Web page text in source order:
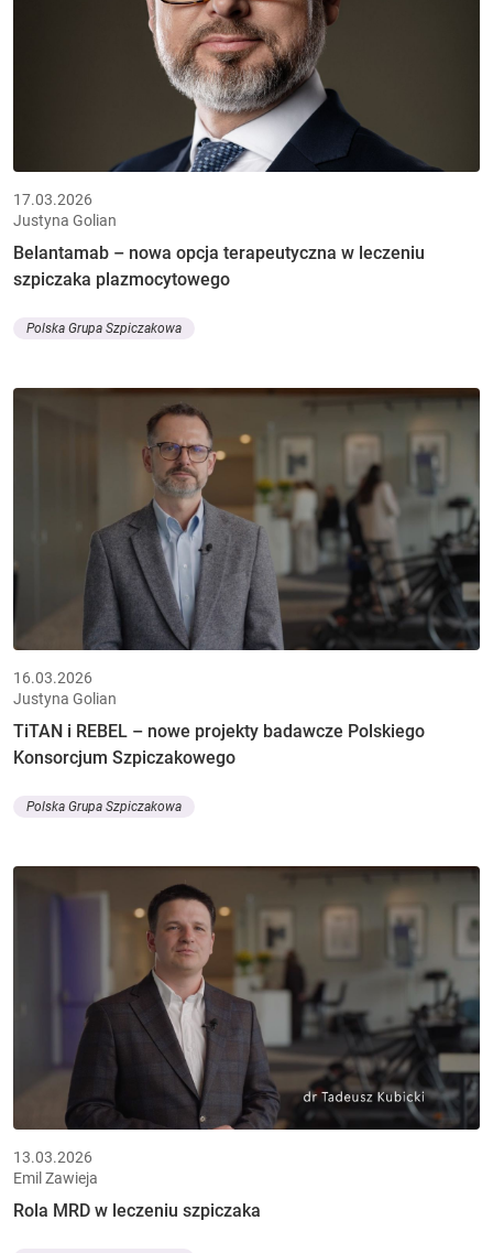
17.03.2026
Justyna Golian
Belantamab – nowa opcja terapeutyczna w leczeniu
szpiczaka plazmocytowego
Polska Grupa Szpiczakowa
16.03.2026
Justyna Golian
TiTAN i REBEL – nowe projekty badawcze Polskiego
Konsorcjum Szpiczakowego
Polska Grupa Szpiczakowa
13.03.2026
Emil Zawieja
Rola MRD w leczeniu szpiczaka